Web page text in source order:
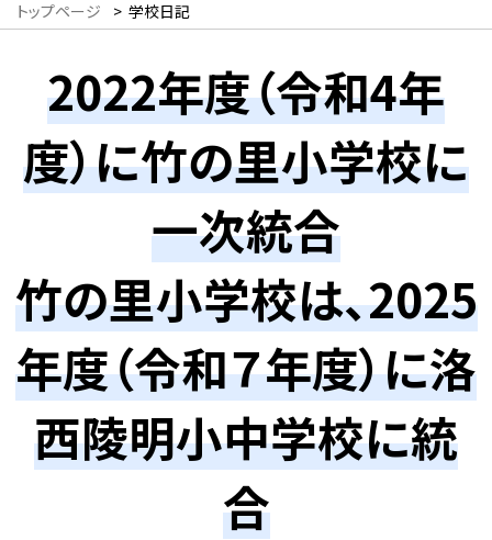
トップページ > 学校日記
2022年度（令和4年
度）に竹の里小学校に
一次統合
竹の里小学校は、2025
年度（令和７年度）に洛
西陵明小中学校に統
合